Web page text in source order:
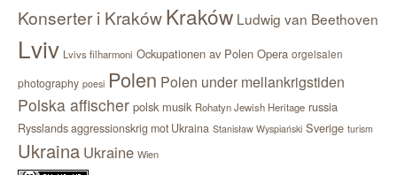
Konserter i KrakówKraków Ludwig van Beethoven
Lviv Lvivs filharmoni Ockupationen av Polen Opera orgelsalen
photography poesi Polen Polen under mellankrigstiden
Polska affischer polsk musik Rohatyn Jewish Heritage russia
Rysslands aggressionskrig mot Ukraina Stanisław Wyspiański Sverige turism
Ukraina Ukraine Wien